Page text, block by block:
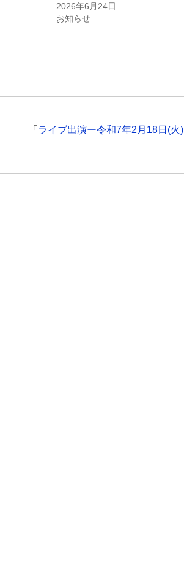
2026年6月24日
お知らせ
「 ライブ出演ー令和7年2月18日(火)